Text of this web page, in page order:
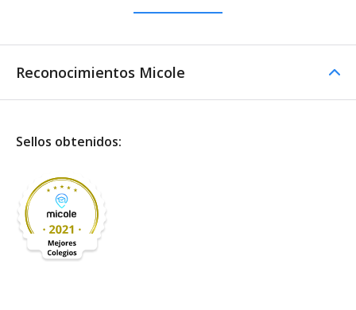
Reconocimientos Micole
Sellos obtenidos: